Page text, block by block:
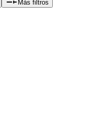
Más filtros